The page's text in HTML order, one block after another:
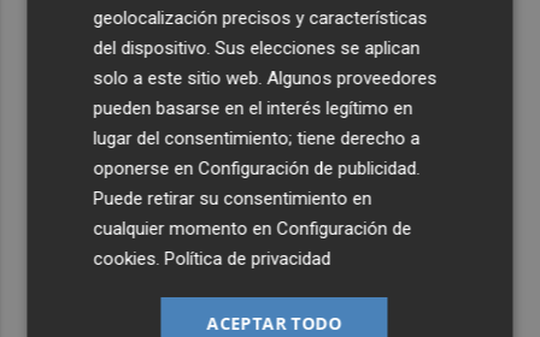
geolocalización precisos y características
del dispositivo. Sus elecciones se aplican
solo a este sitio web. Algunos proveedores
pueden basarse en el interés legítimo en
lugar del consentimiento; tiene derecho a
oponerse enConfiguración de publicidad
Puede retirar su consentimiento en
cualquier momento enConfiguración de
cookies .Política de privacidad
ACEPTAR TODO